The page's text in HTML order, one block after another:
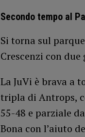
Secondo tempo al
Si torna sul
Crescenzi con
La JuVi è brava a
tripla di Antrops,
55-48 e parziale
Bona con l’aiuto